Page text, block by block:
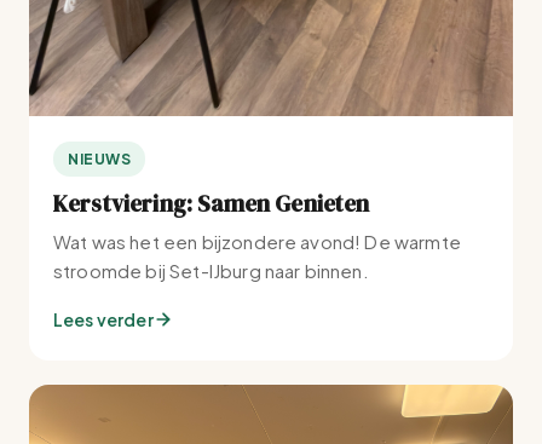
NIEUWS
Kerstviering: Samen Genieten
Wat was het een bijzondere avond! De warmte
stroomde bij Set-IJburg naar binnen.
Lees verder